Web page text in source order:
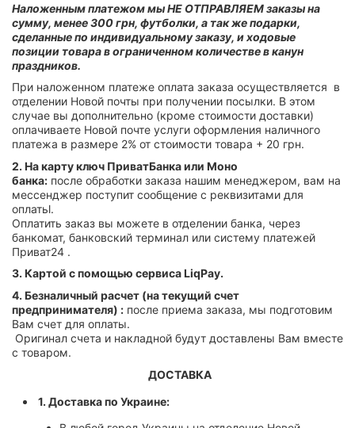
Наложенным платежом мы НЕ ОТПРАВЛЯЕМ заказы на
сумму, менее 300 грн, футболки, а так же подарки,
сделанные по индивидуальному заказу, и ходовые
позиции товара в ограниченном количестве в канун
праздников.
При наложенном платеже оплата заказа осуществляется в
отделении Новой почты при получении посылки. В этом
случае вы дополнительно (кроме стоимости доставки)
оплачиваете Новой почте услуги оформления наличного
платежа в размере 2% от стоимости товара + 20 грн.
2. На карту ключ ПриватБанка или Моно
банка: после обработки заказа нашим менеджером, вам на
мессенджер поступит сообщение с реквизитами для
оплатьl.
Оплатить заказ вы можете в отделении банка, через
банкомат, банковский терминал или систему платежей
Приват24 .
3. Картой с помощью сервиса LiqPay.
4. Безналичный расчет (на текущий счет
предпринимателя) : после приема заказа, мы подготовим
Вам счет для оплаты.
Оригинал счета и накладной будут доставлены Вам вместе
с товаром.
ДОСТАВКА
1. Доставка по Украине: